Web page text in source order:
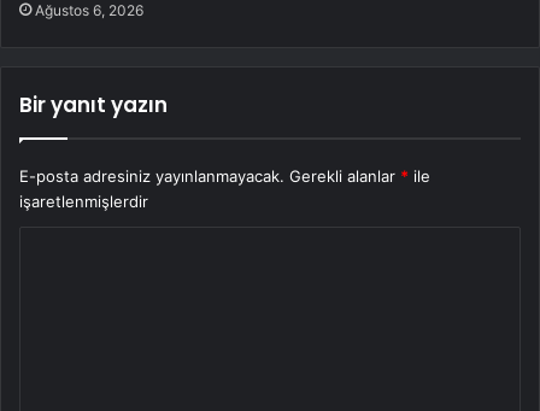
Ağustos 6, 2026
Bir yanıt yazın
E-posta adresiniz yayınlanmayacak. Gerekli alanlar * ile
işaretlenmişlerdir